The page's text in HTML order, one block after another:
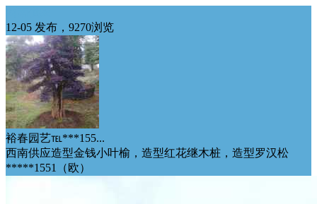
12-05 发布，9270浏览
裕春园艺℡***155...
西南供应造型金钱小叶榆，造型红花继木桩，造型罗汉松
*****1551（欧）